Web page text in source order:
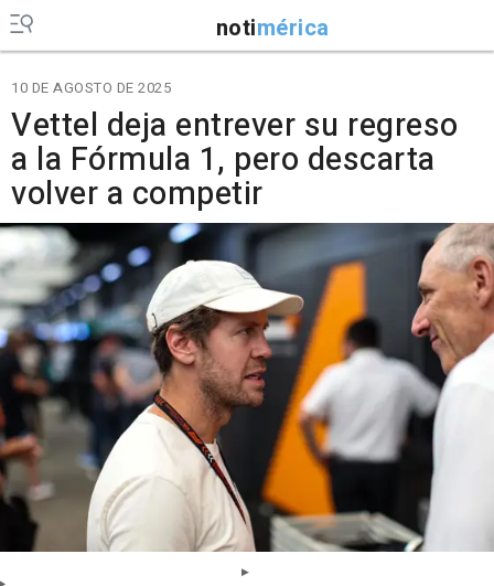
notimérica
10 DE AGOSTO DE 2025
Vettel deja entrever su regreso
a la Fórmula 1, pero descarta
volver a competir